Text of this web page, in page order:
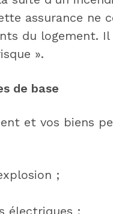
assurance ne
du logement.
».
de base
et vos biens
;
électriques ;